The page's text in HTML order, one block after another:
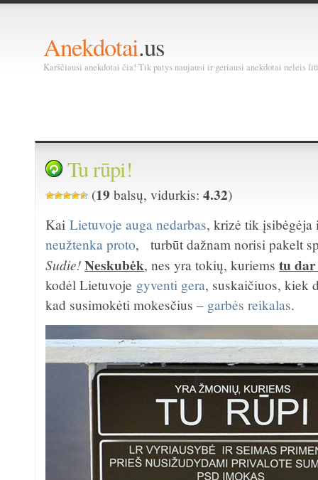
Anekdotai.us
Karščiausi anekdotai čia! Tik patys naujausi ir geriausi anekdotai neleis
Tu rūpi!
(19 balsų, vidurkis:4.32)
KaiLietuvoje auga nedarbas, krizė tik įsibėgėja
neužtenka proto, turbūt dažnam norisi pakelt
Sudie!Neskubėk, nes yra tokių, kuriems tu
kodėl Lietuvoje gyventi gera, suskaičiuos, kiek
kad susimokėti mokesčius – garbės reikalas.